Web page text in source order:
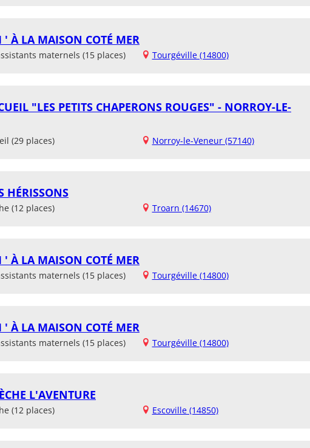
À LA MAISON COTÉ MER
maternels (15 places) Tourgéville (14800)
"LES PETITS CHAPERONS ROUGES" - NORROY-LE-
(29 places) Norroy-le-Veneur (57140)
HÉRISSONS
(12 places) Troarn (14670)
À LA MAISON COTÉ MER
maternels (15 places) Tourgéville (14800)
À LA MAISON COTÉ MER
maternels (15 places) Tourgéville (14800)
L'AVENTURE
(12 places) Escoville (14850)